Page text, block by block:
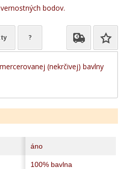
bodov.
?
(nekrčivej) bavlny
áno
100% bavlna